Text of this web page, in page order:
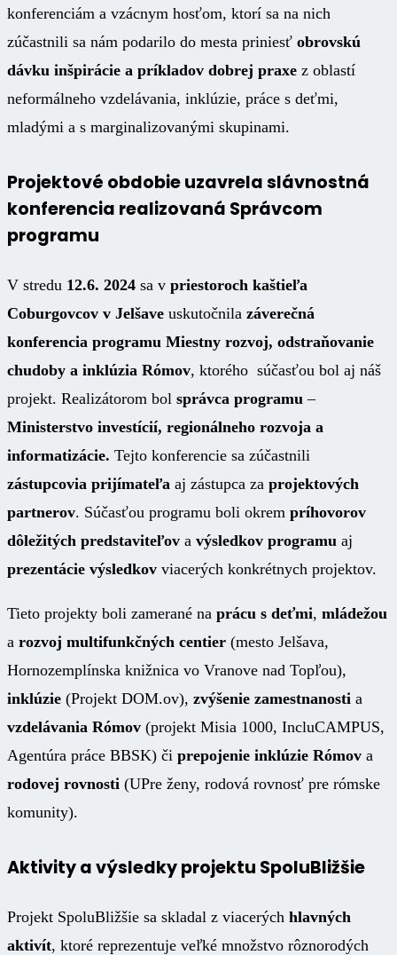
konferenciám a vzácnym hosťom, ktorí sa na nich
zúčastnili sa nám podarilo do mesta priniesť obrovskú
dávku inšpirácie a príkladov dobrej praxe z oblastí
neformálneho vzdelávania, inklúzie, práce s deťmi,
mladými a s marginalizovanými skupinami.
Projektové obdobie uzavrela slávnostná
konferencia realizovaná Správcom
programu
V stredu 12.6. 2024 sa v priestoroch kaštieľa
Coburgovcov v Jelšave uskutočnila záverečná
konferencia programu Miestny rozvoj, odstraňovanie
chudoby a inklúzia Rómov, ktorého súčasťou bol aj náš
projekt. Realizátorom bol správca programu –
Ministerstvo investícií, regionálneho rozvoja a
informatizácie. Tejto konferencie sa zúčastnili
zástupcovia prijímateľa aj zástupca za projektových
partnerov. Súčasťou programu boli okrem príhovorov
dôležitých predstaviteľov a výsledkov programu aj
prezentácie výsledkov viacerých konkrétnych projektov.
Tieto projekty boli zamerané na prácu s deťmi, mládežou
a rozvoj multifunkčných centier (mesto Jelšava,
Hornozemplínska knižnica vo Vranove nad Topľou),
inklúzie (Projekt DOM.ov), zvýšenie zamestnanosti a
vzdelávania Rómov (projekt Misia 1000, IncluCAMPUS,
Agentúra práce BBSK) či prepojenie inklúzie Rómov a
rodovej rovnosti (UPre ženy, rodová rovnosť pre rómske
komunity).
Aktivity a výsledky projektu SpoluBližšie
Projekt SpoluBližšie sa skladal z viacerých hlavných
aktivít, ktoré reprezentuje veľké množstvo rôznorodých